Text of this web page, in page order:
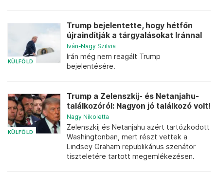
KÜLFÖLD
Trump bejelentette, hogy hétfőn
újraindítják a tárgyalásokat Iránnal
Iván-Nagy Szilvia
Irán még nem reagált Trump
bejelentésére.
KÜLFÖLD
Trump a Zelenszkij- és Netanjahu-
találkozóról: Nagyon jó találkozó volt!
Nagy Nikoletta
Zelenszkij és Netanjahu azért tartózkodott
Washingtonban, mert részt vettek a
Lindsey Graham republikánus szenátor
tiszteletére tartott megemlékezésen.